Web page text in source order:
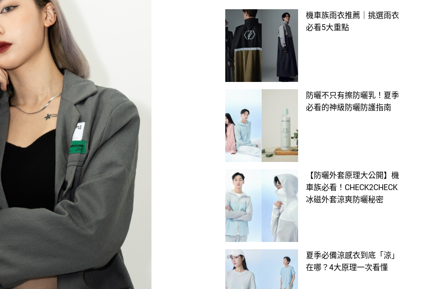
機車族雨衣推薦｜挑選雨衣
必看5大重點
防曬不只有擦防曬乳！夏季
必看的神級防曬防護指南
【防曬外套原理大公開】機
車族必看！CHECK2CHECK
冰磁外套涼爽防曬秘密
夏季必備涼感衣到底「涼」
在哪？4大原理一次看懂